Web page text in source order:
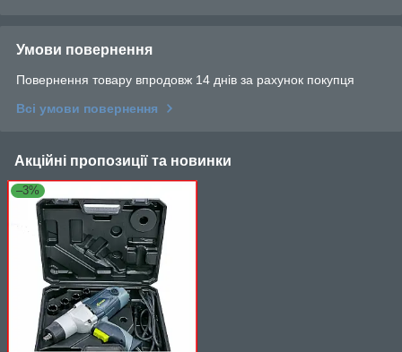
Умови повернення
Повернення товару впродовж 14 днів за рахунок покупця
Всі умови повернення
Акційні пропозиції та новинки
–3%